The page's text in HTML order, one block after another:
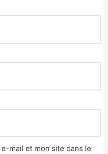
mail et mon site dans le